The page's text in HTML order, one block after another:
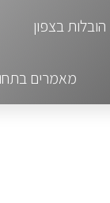
הובלות בצפון
מאמרים